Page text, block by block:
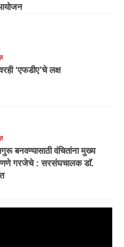
‘एफडीए’चे लक्ष
बनवण्यासाठी वंचितांना मुख्य
गरजेचे : सरसंघचालक डाॅ.